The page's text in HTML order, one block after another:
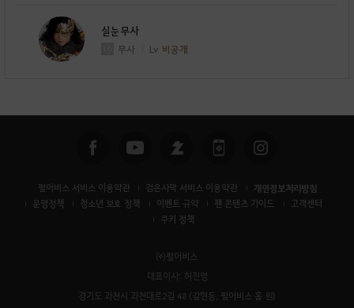
실눈무사
무사 Lv 비공개
펄어비스 서비스 이용약관 검은사막 서비스 이용약관 개인정보처리방침
운영정책 청소년 보호 정책 이벤트 규약 팬 콘텐츠 가이드
고객센터
쿠키 정책
㈜펄어비스
대표이사: 허진영
경기도 과천시 과천대로2길 48 (갈현동, 펄어비스 홈 원)